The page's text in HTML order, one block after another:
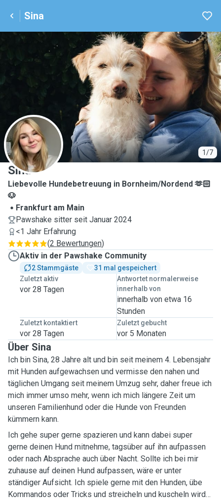
Sina
1/7
S
Sina
Liebevolle Hundebetreuung in Bornheim/Nordend 🫶🏻
🐶
Frankfurt am Main
Pawshake sitter seit Januar 2024
<1 Jahr Erfahrung
(2 Bewertungen)
Aktiv in der Pawshake Community
2 Stammgäste
31 mal gespeichert
Zuletzt aktiv
vor 28 Tagen
Antwortet normalerweise
innerhalb von
innerhalb von etwa 16
Stunden
Zuletzt kontaktiert
vor 28 Tagen
Zuletzt gebucht
vor 5 Monaten
Über Sina
Ich bin Sina, 28 Jahre alt und bin seit meinem 4. Lebensjahr
mit Hunden aufgewachsen und vermisse den nahen und
täglichen Umgang seit meinem Umzug sehr, daher freue ich
mich immer umso mehr, wenn ich mich längere Zeit um
unseren Familienhund oder die Hunde von Freunden
kümmern kann.
Ich gehe super gerne spazieren und kann dabei super
gerne deinen Hund mitnehme, tagsüber auf ihn aufpassen
oder nach Absprache auch über Nacht. Sollte ich bei mir
zuhause auf deinen Hund aufpassen, wäre er unter
ständiger Aufsicht. Ich spiele gerne mit den Hunden, übe
Kommandos oder Tricks und streicheln und kuscheln wird